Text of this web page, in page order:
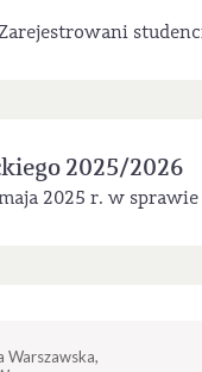
2025/2026
2025 r. w
Warszawska,